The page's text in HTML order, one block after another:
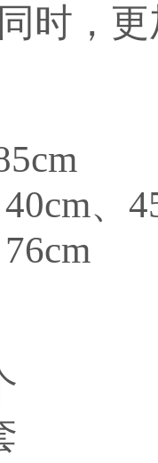
时，
、